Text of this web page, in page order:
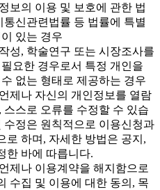
보의 이용 및 보호에 관한 법
통신관련법률 등 법률에 특별
있는 경우
성, 학술연구 또는 시장조사를
요한 경우로서 특정 개인을
없는 형태로 제공하는 경우
제나 자신의 개인정보를 열람
스스로 오류를 수정할 수 있습
수정은 원칙적으로 이용신청과
로 하며, 자세한 방법은 공지,
한 바에 따릅니다.
제나 이용계약을 해지함으로
수집 및 이용에 대한 동의, 목